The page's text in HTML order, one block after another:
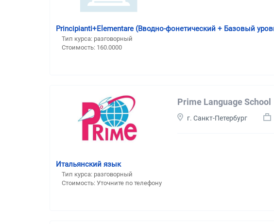
Principianti+Elementare (Вводно-фонетический + Базовый
Тип курса: разговорный
Стоимость: 160.0000
Prime Language School
г. Санкт-Петербург
Итальянский язык
Тип курса: разговорный
Стоимость: Уточните по телефону